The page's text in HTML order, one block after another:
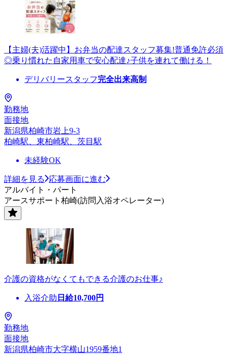
【主婦(夫)活躍中】お弁当の配達スタッフ募集!普通免許必須
◎乗り慣れた自家用車で安心配達♪子供を連れて働ける！
デリバリースタッフ完全出来高制
勤務地
面接地
新潟県柏崎市岩上9-3
柏崎駅、東柏崎駅、茨目駅
未経験OK
詳細を見る
応募画面に進む
アルバイト・パート
アースサポート柏崎(訪問入浴オペレーター)
介護の資格がなくてもできる介護のお仕事♪
入浴介助 日給10,700円
勤務地
面接地
新潟県柏崎市大字横山1959番地1